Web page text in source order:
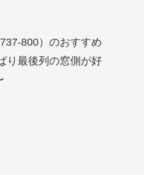
800）のおすすめ
り最後列の窓側が好